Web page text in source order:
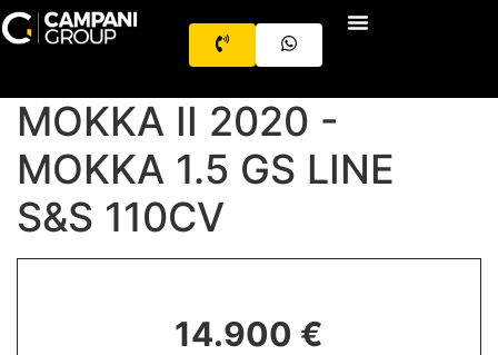
MOKKA II 2020 -
MOKKA 1.5 GS LINE
S&S 110CV
14.900 €